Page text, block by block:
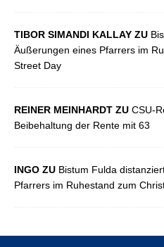
TIBOR SIMANDI KALLAY ZU
Äußerungen eines Pfarrers im
Street Day
REINER MEINHARDT ZU CSU-
Beibehaltung der Rente mit 63
INGO ZU Bistum Fulda
Pfarrers im Ruhestand zum